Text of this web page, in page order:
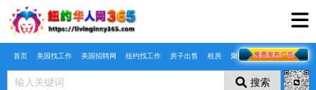
Skip to main content
首页 美国找工作 美国招聘网 纽约找工作 房子出售 租房 聚合页
搜索